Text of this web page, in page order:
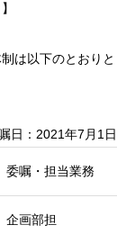
は以下のとおりと
日：2021年7月1日
委嘱・担当業務
企画部担